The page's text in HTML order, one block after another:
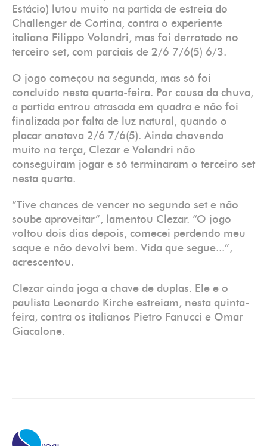
Estácio) lutou muito na partida de estreia do
Challenger de Cortina, contra o experiente
italiano Filippo Volandri, mas foi derrotado no
terceiro set, com parciais de 2/6 7/6(5) 6/3.
O jogo começou na segunda, mas só foi
concluído nesta quarta-feira. Por causa da chuva,
a partida entrou atrasada em quadra e não foi
finalizada por falta de luz natural, quando o
placar anotava 2/6 7/6(5). Ainda chovendo
muito na terça, Clezar e Volandri não
conseguiram jogar e só terminaram o terceiro set
nesta quarta.
“Tive chances de vencer no segundo set e não
soube aproveitar”, lamentou Clezar. “O jogo
voltou dois dias depois, comecei perdendo meu
saque e não devolvi bem. Vida que segue...”,
acrescentou.
Clezar ainda joga a chave de duplas. Ele e o
paulista Leonardo Kirche estreiam, nesta quinta-
feira, contra os italianos Pietro Fanucci e Omar
Giacalone.